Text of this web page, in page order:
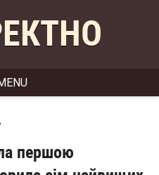
першою